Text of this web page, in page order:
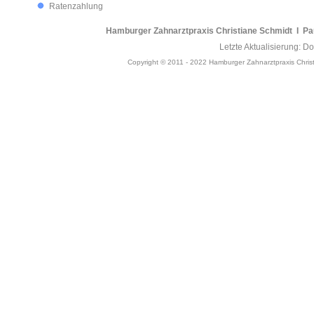
Ratenzahlung
Hamburger Zahnarztpraxis Christiane Schmidt I
Letzte Aktualisierung:
Copyright © 2011 - 2022 Hamburger Zahnarztpraxis